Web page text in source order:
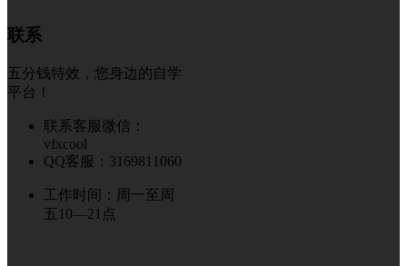
联系
五分钱特效，您身边的自学
平台！
联系客服微信：
vfxcool
QQ客服：3169811060
工作时间：周一至周
五10—21点